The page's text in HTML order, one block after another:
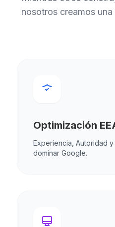
nosotros creamos
Optimización
Experiencia, Autoridad
dominar Google.